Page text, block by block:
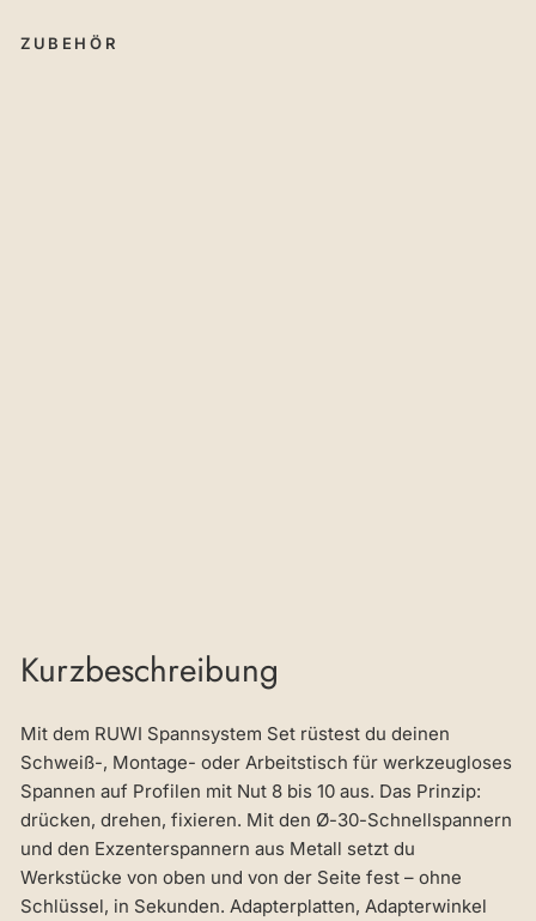
ZUBEHÖR
Kurzbeschreibung
Mit dem RUWI Spannsystem Set rüstest du deinen
Schweiß-, Montage- oder Arbeitstisch für werkzeugloses
Spannen auf Profilen mit Nut 8 bis 10 aus. Das Prinzip:
drücken, drehen, fixieren. Mit den Ø-30-Schnellspannern
und den Exzenterspannern aus Metall setzt du
Werkstücke von oben und von der Seite fest – ohne
Schlüssel, in Sekunden. Adapterplatten, Adapterwinkel